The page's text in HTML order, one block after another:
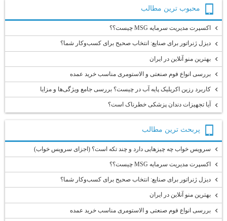
محبوب ترين مطالب
اکسپرت مدیریت سرمایه MSG چیست؟؟
دیزل ژنراتور برای صنایع: انتخاب صحیح برای کسب‌وکار شما؟
بهترین منو آنلاین در ایران
بررسی انواع فوم صنعتی و الاستومری مناسب خرید عمده
کاربرد رزین اکریلیک پایه آب در چیست؟ بررسی جامع ویژگی‌ها و مزایا
آیا تجهیزات دندان پزشکی خطرناک است؟
پربحث ترين مطالب
سرویس خواب چه چیزهایی دارد و چند تکه است؟ (اجزای سرویس خواب)
اکسپرت مدیریت سرمایه MSG چیست؟؟
دیزل ژنراتور برای صنایع: انتخاب صحیح برای کسب‌وکار شما؟
بهترین منو آنلاین در ایران
بررسی انواع فوم صنعتی و الاستومری مناسب خرید عمده